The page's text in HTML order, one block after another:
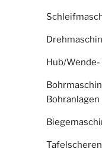
Hub/
Bohranlagen
Tafelscheren